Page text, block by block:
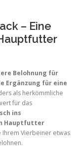
– Eine
Belohnung für
Ergänzung für eine
als herkömmliche
für das
ins
Hauptfutter
Ihrem Vierbeiner etwas